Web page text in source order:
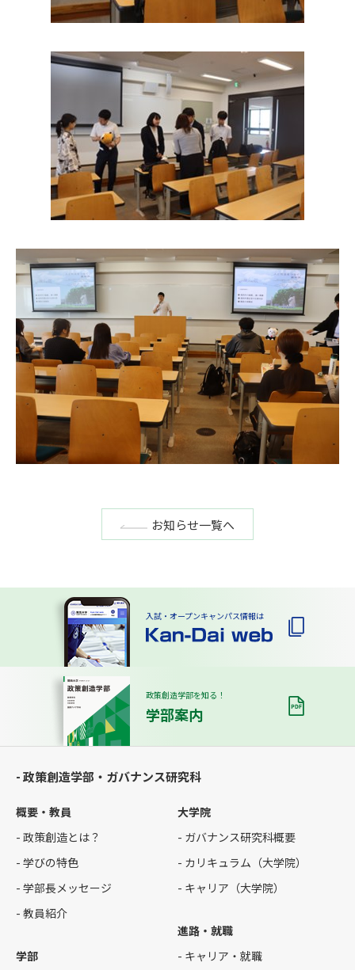
お知らせ一覧へ
入試・オープンキャンパス情報は
政策創造学部を知る！
学部案内
- 政策創造学部・ガバナンス研究科
概要・教員
- 政策創造とは？
- 学びの特色
- 学部長メッセージ
- 教員紹介
学部
大学院
- ガバナンス研究科概要
- カリキュラム（大学院）
- キャリア（大学院）
進路・就職
- キャリア・就職